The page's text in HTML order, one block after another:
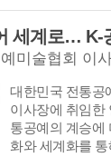
도록 현장과 생
화한다고 밝혔다.
미술협회 이
대한민국 전통공
이사장에 취임한
통공예의 계승에
화와 세계화를 통